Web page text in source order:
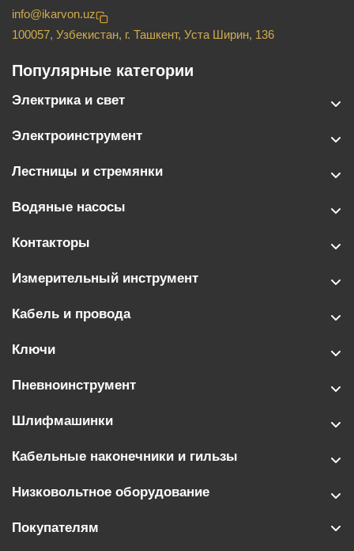
info@ikarvon.uz
100057, Узбекистан, г. Ташкент, Уста Ширин, 136
Популярные категории
Электрика и свет
Электроинструмент
Лестницы и стремянки
Водяные насосы
Контакторы
Измерительный инструмент
Кабель и провода
Ключи
Пневноинструмент
Шлифмашинки
Кабельные наконечники и гильзы
Низковольтное оборудование
Покупателям